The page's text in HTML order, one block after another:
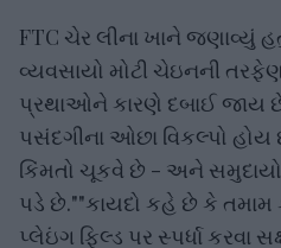
FTC ચેર લીના ખાને જણાવ્યું
વ્યવસાયો મોટી ચેઇનની
પ્રથાઓને કારણે દબાઈ જાય
પસંદગીના ઓછા વિકલ્પો
કિંમતો ચૂકવે છે - અને
પડે છે.""કાયદો કહે છે કે તમામ
પ્લેઇંગ ફિલ્ડ પર સ્પર્ધા કરવા